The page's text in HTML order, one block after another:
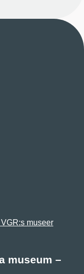
museer
museum –